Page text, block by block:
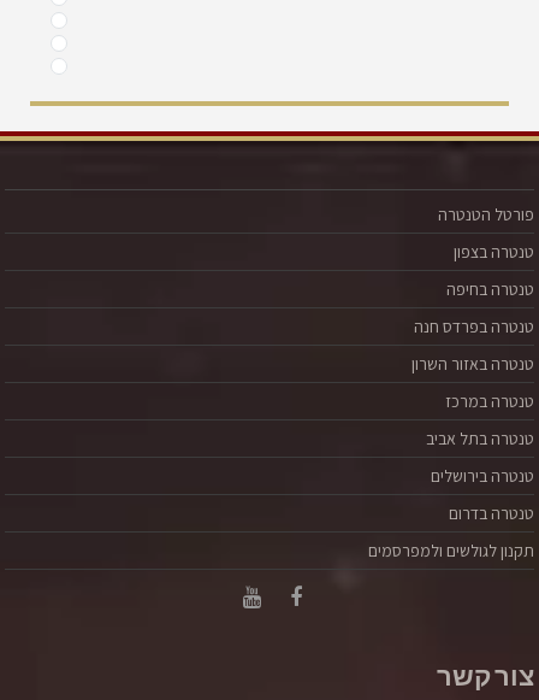
פורטל הטנטרה
טנטרה בצפון
טנטרה בחיפה
טנטרה בפרדס חנה
טנטרה באזור השרון
טנטרה במרכז
טנטרה בתל אביב
טנטרה בירושלים
טנטרה בדרום
תקנון לגולשים ולמפרסמים
צור קשר